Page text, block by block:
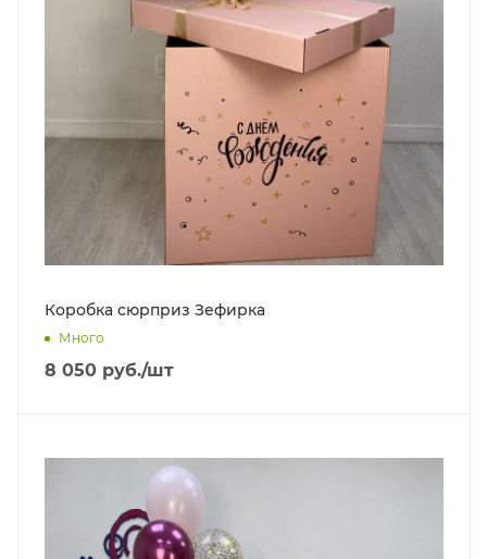
Коробка сюрприз Зефирка
Много
8 050 руб./шт